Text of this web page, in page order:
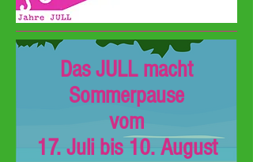
Das JULL macht
Sommerpause
vom
17. Juli bis 10. August